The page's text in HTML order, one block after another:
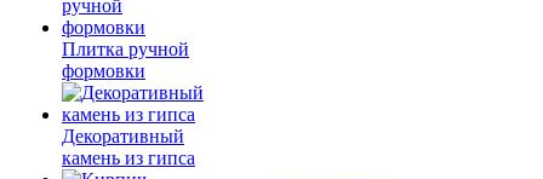
Плитка ручной
формовки
Декоративный
камень из гипса